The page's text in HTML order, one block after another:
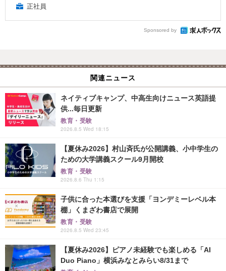
正社員
Sponsored by
関連ニュース
ネイティブキャンプ、中高生向けニュース英語提
供...毎日更新
教育・受験
2026.8.5 Wed 18:15
【夏休み2026】村山斉氏が公開講義、小中学生の
ための大学講義スクール9月開校
教育・受験
2026.8.6 Thu 1:15
子供に合った本選びを支援「ヨンデミーレベル本
棚」くまざわ書店で展開
教育・受験
2026.8.5 Wed 23:45
【夏休み2026】ピアノ未経験でも楽しめる「AI
Duo Piano」横浜みなとみらい8/31まで